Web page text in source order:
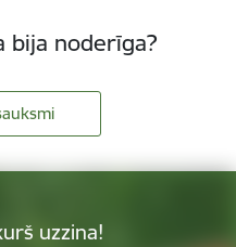
bija noderīga?
uzzina!